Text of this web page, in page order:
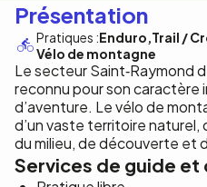
Présentation
Pratiques :Enduro Trail /
Vélo de montagne
Le secteur Saint‑Raymond
reconnu pour son caractère
d’aventure. Le vélo de
d’un vaste territoire
du milieu, de découverte et
Services de guide